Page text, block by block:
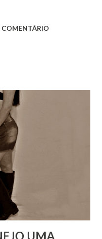
COMENTÁRIO
UMA